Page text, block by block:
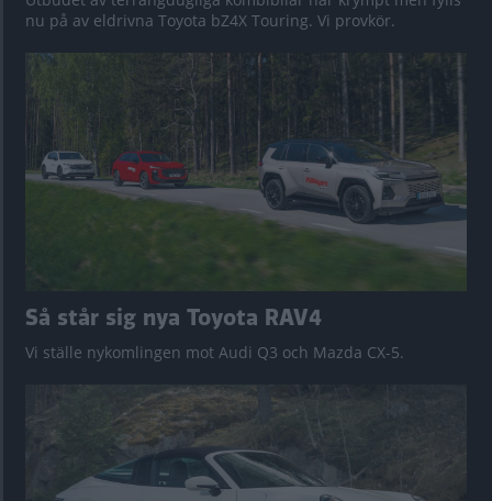
nu på av eldrivna Toyota bZ4X Touring. Vi provkör.
Så står sig nya Toyota RAV4
Vi ställe nykomlingen mot Audi Q3 och Mazda CX-5.